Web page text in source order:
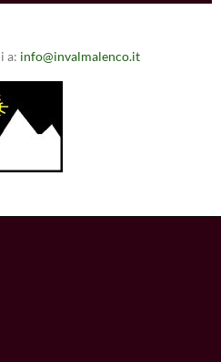
a: info@invalmalenco.it